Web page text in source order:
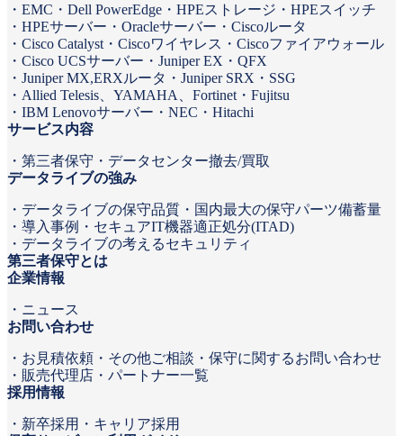
EMC Dell PowerEdge HPEストレージ
HPEスイッチ
HPEサーバー
Oracleサーバー
Ciscoルータ
Cisco Catalyst
Ciscoワイヤレス
Ciscoファイアウォール
Cisco UCSサーバー
Juniper EX・QFX
Juniper MX,ERXルータ
Juniper SRX・SSG
Allied Telesis、YAMAHA、Fortinet
Fujitsu
IBM Lenovoサーバー
NEC
Hitachi
サービス内容
第三者保守
データセンター撤去/買取
データライブの強み
データライブの保守品質
国内最大の保守パーツ備蓄量
導入事例
セキュアIT機器適正処分(ITAD)
データライブの考えるセキュリティ
第三者保守とは
企業情報
ニュース
お問い合わせ
お見積依頼
その他ご相談・保守に関するお問い合わせ
販売代理店・パートナー一覧
採用情報
新卒採用
キャリア採用